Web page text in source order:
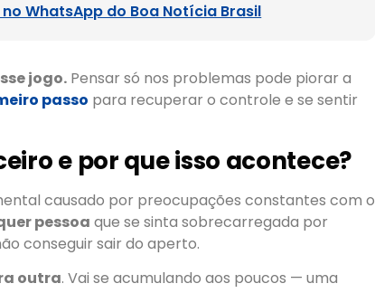
WhatsApp do Boa Notícia Brasil
jogo. Pensar só nos problemas pode piorar a
passo para recuperar o controle e se sentir
e por que isso acontece?
causado por preocupações constantes com o
pessoa que se sinta sobrecarregada por
conseguir sair do aperto.
outra. Vai se acumulando aos poucos — uma